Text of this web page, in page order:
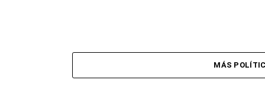
MÁS